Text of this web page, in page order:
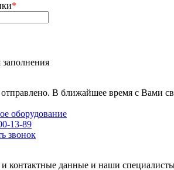
*
заполнения
В ближайшее время с Вами
13-89
звонок
контактные данные и наши